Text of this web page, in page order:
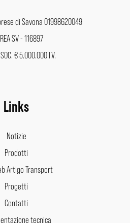
di Savona 01998620049
REA SV - 116897
€ 5.000.000 I.V.
Links
Notizie
Prodotti
Artigo Transport
Progetti
Contatti
tecnica